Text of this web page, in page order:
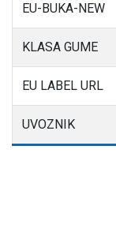
EU-BUKA-NEW
KLASA GUME
EU LABEL URL
UVOZNIK